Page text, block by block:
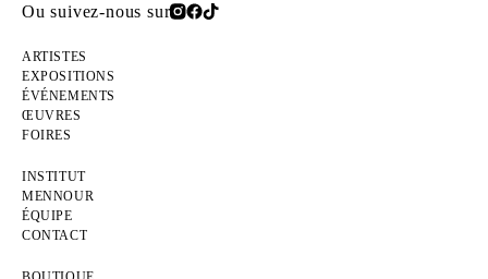
Ou suivez-nous sur
ARTISTES
EXPOSITIONS
ÉVÉNEMENTS
ŒUVRES
FOIRES
INSTITUT
MENNOUR
ÉQUIPE
CONTACT